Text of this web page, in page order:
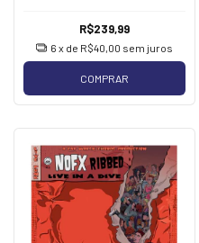
R$239,99
6 x de R$40,00 sem juros
COMPRAR